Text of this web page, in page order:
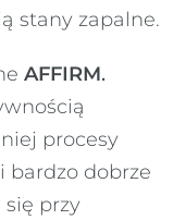
stany zapalne.
AFFIRM.
procesy
bardzo dobrze
się przy